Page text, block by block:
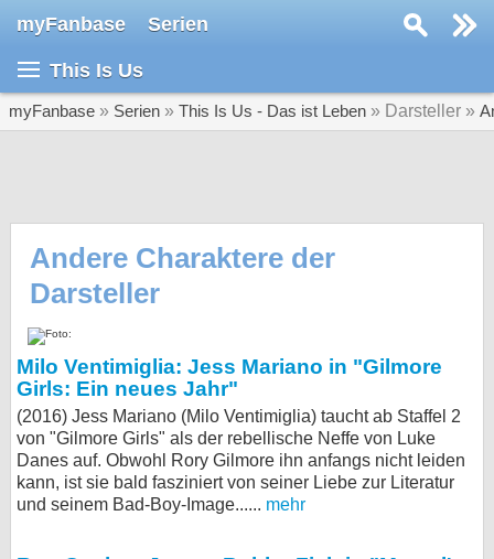
myFanbase Serien
This Is Us
myFanbase » Serien » This Is Us - Das ist Leben » Darsteller »
Andere Charaktere der
Darsteller
Milo Ventimiglia: Jess Mariano in "Gilmore
Girls: Ein neues Jahr"
(2016) Jess Mariano (Milo Ventimiglia) taucht ab Staffel 2
von "Gilmore Girls" als der rebellische Neffe von Luke
Danes auf. Obwohl Rory Gilmore ihn anfangs nicht leiden
kann, ist sie bald fasziniert von seiner Liebe zur Literatur
und seinem Bad-Boy-Image...... mehr
SERIEN
Specials
SERVICE
Gewinnspiele
Forum